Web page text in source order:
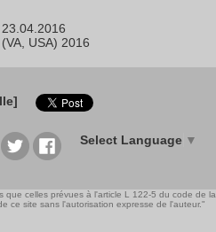
23.04.2016
USA) 2016
Select Language ▼
que celles prévues à l'article L 122-5 du code de la
ce site sans l'autorisation expresse de l'auteur."